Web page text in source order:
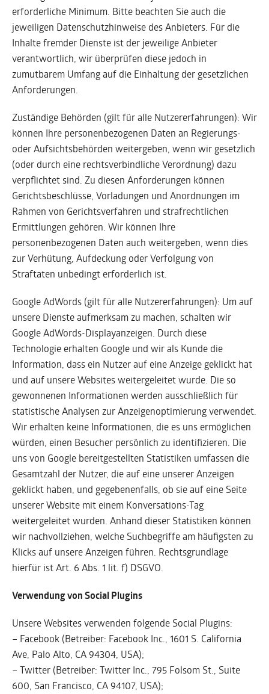
erforderliche Minimum. Bitte beachten Sie auch die
jeweiligen Datenschutzhinweise des Anbieters. Für die
Inhalte fremder Dienste ist der jeweilige Anbieter
verantwortlich, wir überprüfen diese jedoch in
zumutbarem Umfang auf die Einhaltung der gesetzlichen
Anforderungen.
Zuständige Behörden (gilt für alle Nutzererfahrungen): Wir
können Ihre personenbezogenen Daten an Regierungs-
oder Aufsichtsbehörden weitergeben, wenn wir gesetzlich
(oder durch eine rechtsverbindliche Verordnung) dazu
verpflichtet sind. Zu diesen Anforderungen können
Gerichtsbeschlüsse, Vorladungen und Anordnungen im
Rahmen von Gerichtsverfahren und strafrechtlichen
Ermittlungen gehören. Wir können Ihre
personenbezogenen Daten auch weitergeben, wenn dies
zur Verhütung, Aufdeckung oder Verfolgung von
Straftaten unbedingt erforderlich ist.
Google AdWords (gilt für alle Nutzererfahrungen): Um auf
unsere Dienste aufmerksam zu machen, schalten wir
Google AdWords-Displayanzeigen. Durch diese
Technologie erhalten Google und wir als Kunde die
Information, dass ein Nutzer auf eine Anzeige geklickt hat
und auf unsere Websites weitergeleitet wurde. Die so
gewonnenen Informationen werden ausschließlich für
statistische Analysen zur Anzeigenoptimierung verwendet.
Wir erhalten keine Informationen, die es uns ermöglichen
würden, einen Besucher persönlich zu identifizieren. Die
uns von Google bereitgestellten Statistiken umfassen die
Gesamtzahl der Nutzer, die auf eine unserer Anzeigen
geklickt haben, und gegebenenfalls, ob sie auf eine Seite
unserer Website mit einem Konversations-Tag
weitergeleitet wurden. Anhand dieser Statistiken können
wir nachvollziehen, welche Suchbegriffe am häufigsten zu
Klicks auf unsere Anzeigen führen. Rechtsgrundlage
hierfür ist Art. 6 Abs. 1 lit. f) DSGVO.
Verwendung von Social Plugins
Unsere Websites verwenden folgende Social Plugins:
– Facebook (Betreiber: Facebook Inc., 1601 S. California
Ave, Palo Alto, CA 94304, USA);
– Twitter (Betreiber: Twitter Inc., 795 Folsom St., Suite
600, San Francisco, CA 94107, USA);